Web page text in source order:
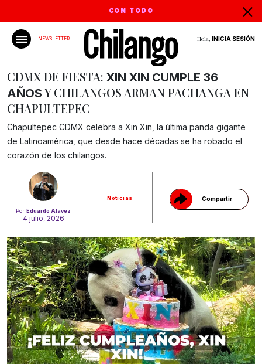
CON TODO
NEWSLETTER Hola, INICIA SESIÓN
PorEduardo Alavez
4 julio, 2026
Noticias Compartir
Gracias!
CDMX DE FIESTA: XIN XIN CUMPLE 36
AÑOS Y CHILANGOS ARMAN PACHANGA EN
CHAPULTEPEC
Chapultepec CDMX celebra a Xin Xin, la última panda gigante
de Latinoamérica, que desde hace décadas se ha robado el
corazón de los chilangos.